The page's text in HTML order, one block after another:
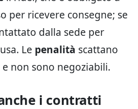
per ricevere consegne; se
dalla sede per
Le penalità scattano
non sono negoziabili.
i contratti